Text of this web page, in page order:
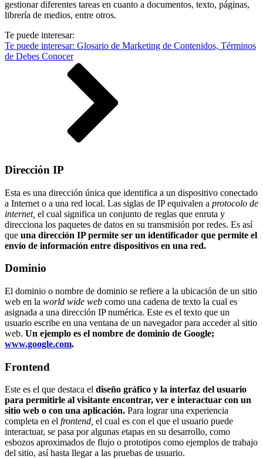
gestionar diferentes tareas en cuanto a documentos, texto, páginas,
librería de medios, entre otros.
Te puede interesar:
Te puede interesar: Glosario de Marketing de Contenidos, Términos
de Debes Conocer
Dirección IP
Esta es una dirección única que identifica a un dispositivo conectado
a Internet o a una red local. Las siglas de IP equivalen a protocolo de
internet, el cual significa un conjunto de reglas que enruta y
direcciona los paquetes de datos en su transmisión por redes. Es así
que una dirección IP permite ser un identificador que permite el
envío de información entre dispositivos en una red.
Dominio
El dominio o nombre de dominio se refiere a la ubicación de un sitio
web en la world wide web como una cadena de texto la cual es
asignada a una dirección IP numérica. Este es el texto que un
usuario escribe en una ventana de un navegador para acceder al sitio
web. Un ejemplo es el nombre de dominio de Google;
www.google.com.
Frontend
Este es el que destaca el diseño gráfico y la interfaz del usuario
para permitirle al visitante encontrar, ver e interactuar con un
sitio web o con una aplicación. Para lograr una experiencia
completa en el frontend, el cual es con el que el usuario puede
interactuar, se pasa por algunas etapas en su desarrollo, como
esbozos aproximados de flujo o prototipos como ejemplos de trabajo
del sitio, así hasta llegar a las pruebas de usuario.